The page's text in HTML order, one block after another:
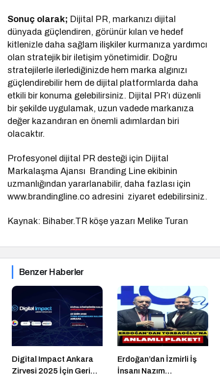
Sonuç olarak; Dijital PR, markanızı dijital
dünyada güçlendiren, görünür kılan ve hedef
kitlenizle daha sağlam ilişkiler kurmanıza yardımcı
olan stratejik bir iletişim yönetimidir. Doğru
stratejilerle ilerlediğinizde hem marka algınızı
güçlendirebilir hem de dijital platformlarda daha
etkili bir konuma gelebilirsiniz. Dijital PR’ı düzenli
bir şekilde uygulamak, uzun vadede markanıza
değer kazandıran en önemli adımlardan biri
olacaktır.
Profesyonel dijital PR desteği için Dijital
Markalaşma Ajansı Branding Line ekibinin
uzmanlığından yararlanabilir, daha fazlası için
www.brandingline.co adresini ziyaret edebilirsiniz.
Kaynak: Bihaber.TR köşe yazarı Melike Turan
Benzer Haberler
Digital Impact Ankara
Zirvesi 2025 İçin Geri
Erdoğan’dan İzmirli İş
İnsanı Nazım